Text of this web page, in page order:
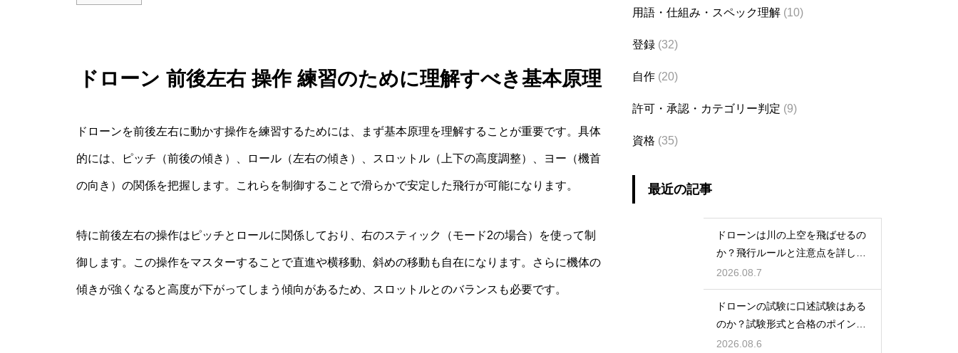
ドローン 前後左右 操作 練習のために理解すべき基本原理
ドローンを前後左右に動かす操作を練習するためには、まず基本原理を理解することが重要です。具体
的には、ピッチ（前後の傾き）、ロール（左右の傾き）、スロットル（上下の高度調整）、ヨー（機首
の向き）の関係を把握します。これらを制御することで滑らかで安定した飛行が可能になります。
特に前後左右の操作はピッチとロールに関係しており、右のスティック（モード2の場合）を使って制
御します。この操作をマスターすることで直進や横移動、斜めの移動も自在になります。さらに機体の
傾きが強くなると高度が下がってしまう傾向があるため、スロットルとのバランスも必要です。
用語・仕組み・スペック理解 (10)
登録 (32)
自作 (20)
許可・承認・カテゴリー判定 (9)
資格 (35)
最近の記事
ドローンは川の上空を飛ばせるの
か？飛行ルールと注意点を詳しく
解説
2026.08.7
ドローンの試験に口述試験はある
のか？試験形式と合格のポイント
を解説
2026.08.6